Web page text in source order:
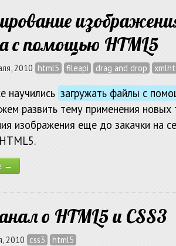
с помощью HTML5
2010 html5 fileapi drag and drop
научились загружать файлы с
развить тему применения новых
изображения еще до закачки на
→
о HTML5 и CSS3
2010 css3 html5